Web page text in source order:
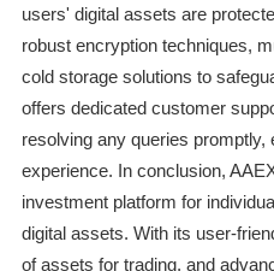
users' digital assets are
robust encryption techniques,
cold storage solutions to
offers dedicated customer
resolving any queries promptly,
experience. In conclusion,
investment platform for
digital assets. With its user-
of assets for trading, and